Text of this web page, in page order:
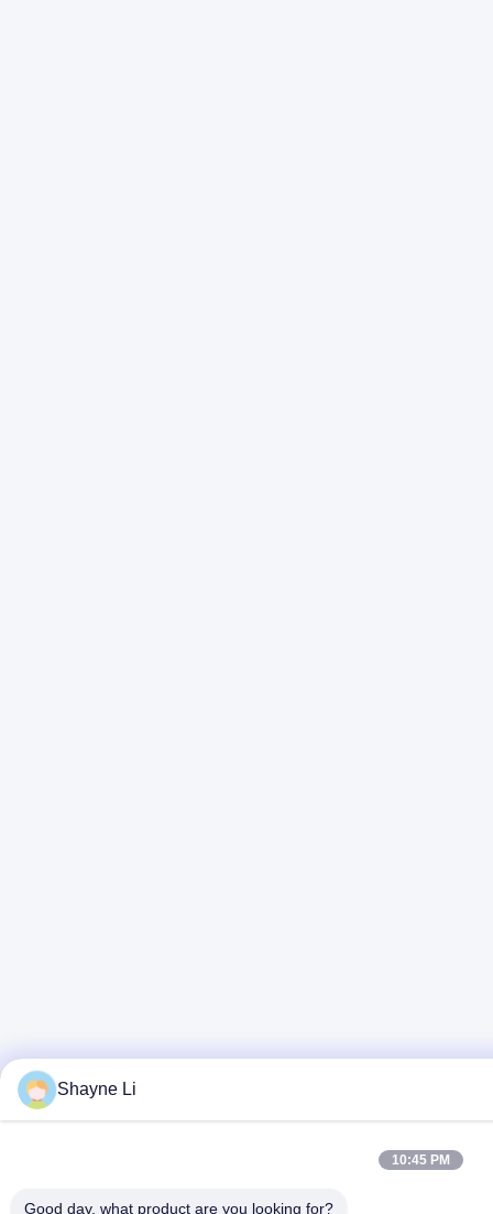
Shayne Li
10:45 PM
Good day, what product are you looking for?